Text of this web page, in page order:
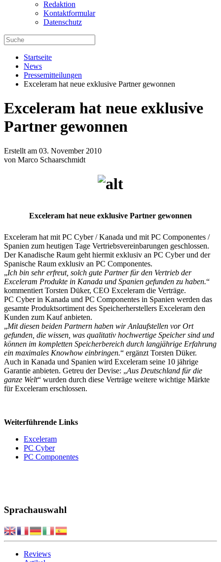
Redaktion
Kontaktformular
Datenschutz
Startseite
News
Pressemitteilungen
Exceleram hat neue exklusive Partner gewonnen
Exceleram hat neue exklusive
Partner gewonnen
Erstellt am 03. November 2010
von Marco Schaarschmidt
Exceleram hat neue exklusive Partner gewonnen
Exceleram hat mit PC Cyber / Kanada und mit PC Componentes /
Spanien zum heutigen Tage Vertriebsvereinbarungen geschlossen.
Der Kanadische Raum geht hiermit exklusiv an PC Cyber und der
Spanische Raum exklusiv an PC Componentes.
„Ich bin sehr erfreut, solch gute Partner für den Vertrieb der
Exceleram Produkte in Kanada und Spanien gefunden zu haben.“
kommentiert Torsten Düker, CEO Exceleram die Verträge.
PC Cyber in Kanada und PC Componentes in Spanien werden das
gesamte Produktsortiment des Speicherherstellers Exceleram den
Kunden zum Kauf anbieten.
„Mit diesen beiden Partnern haben wir Anlaufstellen vor Ort
gefunden, die wissen, was qualitativ hochwertige Speicher sind und
können im kompletten Speicherbereich durch langjährige Erfahrung
ein maximales Knowhow einbringen.“ ergänzt Torsten Düker.
Auch in Kanada und Spanien wird Exceleram seine 10 jährige
Garantie anbieten. Getreu der Devise: „Aus Deutschland für die
ganze Welt“ wurden durch diese Verträge weitere wichtige Märkte
für Exceleram erschlossen.
Weiterführende Links
Exceleram
PC Cyber
PC Componentes
Sprachauswahl
Reviews